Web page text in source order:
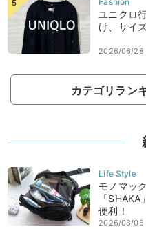
ユニクロ
け、サイ
2026/06/28
カテゴリラン
モノマッ
「
便利！
2026/08/08